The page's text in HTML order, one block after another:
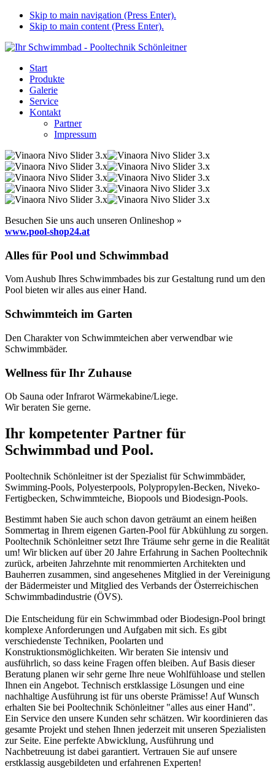
Skip to main navigation (Press Enter).
Skip to main content (Press Enter).
Start
Produkte
Galerie
Service
Kontakt
Partner
Impressum
Besuchen Sie uns auch unseren Onlineshop »
www.pool-shop24.at
Alles für Pool und Schwimmbad
Vom Aushub Ihres Schwimmbades bis zur Gestaltung rund um den
Pool bieten wir alles aus einer Hand.
Schwimmteich im Garten
Den Charakter von Schwimmteichen aber verwendbar wie
Schwimmbäder.
Wellness für Ihr Zuhause
Ob Sauna oder Infrarot Wärmekabine/Liege.
Wir beraten Sie gerne.
Ihr kompetenter Partner für
Schwimmbad und Pool.
Pooltechnik Schönleitner ist der Spezialist für Schwimmbäder,
Swimming-Pools, Polyesterpools, Polypropylen-Becken, Niveko-
Fertigbecken, Schwimmteiche, Biopools und Biodesign-Pools.
Bestimmt haben Sie auch schon davon geträumt an einem heißen
Sommertag in Ihrem eigenen Garten-Pool für Abkühlung zu sorgen.
Pooltechnik Schönleitner setzt Ihre Träume sehr gerne in die Realität
um! Wir blicken auf über 20 Jahre Erfahrung in Sachen Pooltechnik
zurück, arbeiten Jahrzehnte mit renommierten Architekten und
Bauherren zusammen, sind angesehenes Mitglied in der Vereinigung
der Bädermeister und Mitglied des Verbands der Österreichischen
Schwimmbadindustrie (ÖVS).
Die Entscheidung für ein Schwimmbad oder Biodesign-Pool bringt
komplexe Anforderungen und Aufgaben mit sich. Es gibt
verschiedenste Techniken, Poolarten und
Konstruktionsmöglichkeiten. Wir beraten Sie intensiv und
ausführlich, so dass keine Fragen offen bleiben. Auf Basis dieser
Beratung planen wir sehr gerne Ihre neue Wohlfühloase und stellen
Ihnen ein Angebot. Technisch erstklassige Lösungen und eine
nachhaltige Ausführung ist für uns oberste Prämisse! Auf Wunsch
erhalten Sie bei Pooltechnik Schönleitner "alles aus einer Hand".
Ein Service den unsere Kunden sehr schätzen. Wir koordinieren das
gesamte Projekt und stehen Ihnen jederzeit mit unseren Spezialisten
zur Seite. Eine perfekte Abwicklung, Ausführung und
Nachbetreuung ist dabei garantiert. Vertrauen Sie auf unsere
erstklassig ausgebildeten und erfahrenen Experten!